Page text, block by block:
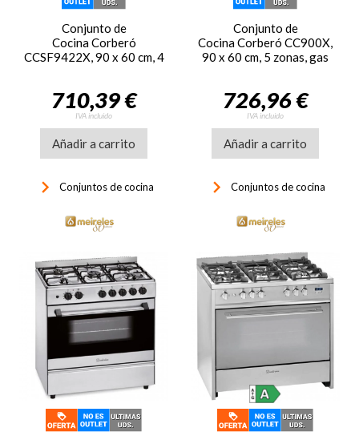
Conjunto de
Cocina Corberó
CCSF9422X, 90 x 60 cm, 4
710,39 €
IVA incluido
Añadir a carrito
keyboard_arrow_right Conjuntos de cocina
Conjunto de
Cocina Corberó CC900X,
90 x 60 cm, 5 zonas, gas
726,96 €
IVA incluido
Añadir a carrito
keyboard_arrow_right Conjuntos de cocina